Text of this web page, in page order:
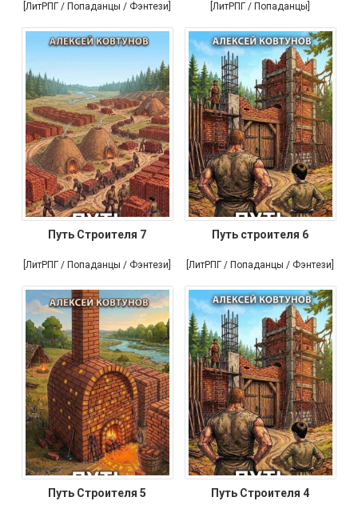
[ЛитРПГ / Попаданцы / Фэнтези] [ЛитРПГ / Попаданцы]
Путь Строителя 7
[ЛитРПГ / Попаданцы / Фэнтези]
Путь строителя 6
[ЛитРПГ / Попаданцы / Фэнтези]
Путь Строителя 5 Путь Строителя 4